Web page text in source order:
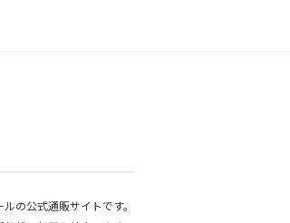
の公式通販サイトです。